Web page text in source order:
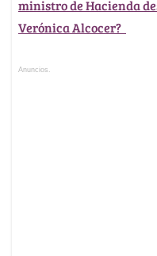
ministro de Hacienda
Verónica Alcocer?
Anuncios.